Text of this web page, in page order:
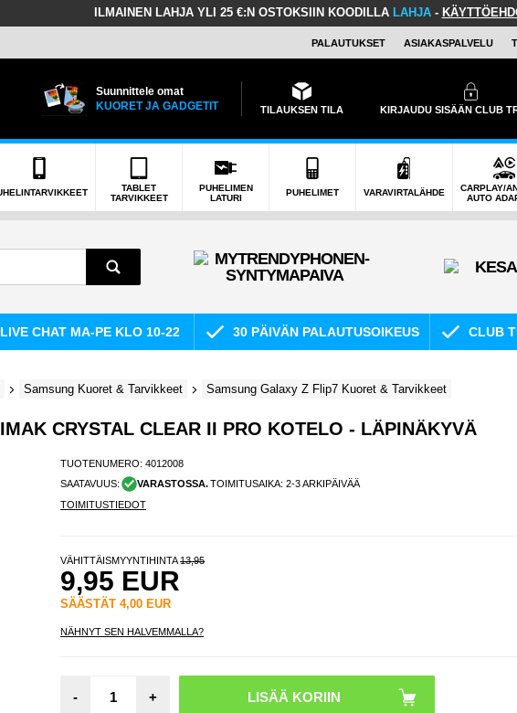
ILMAINEN LAHJA YLI 25 €:N OSTOKSIIN KOODILLA LAHJA-
PALAUTUKSET ASIAKASPALVELU
Suunnittele omat
KUORET JA GADGETIT
TILAUKSEN TILA KIRJAUDU SISÄÄN CLUB
TABLET
TARVIKKEET
PUHELIMEN
LATURI
PUHELIMET VARAVIRTALÄHDE
CARPLAY/
AUTO
LIVE CHAT MA-PE KLO 10-22 30 PÄIVÄN PALAUTUSOIKEUS CLUB
Samsung Kuoret & Tarvikkeet Samsung Galaxy Z Flip7 Kuoret & Tarvikkeet
CRYSTAL CLEAR II PRO KOTELO - LÄPINÄKYVÄ
TUOTENUMERO:4012008
SAATAVUUS:
VARASTOSSA.TOIMITUSAIKA: 2-3 ARKIPÄIVÄÄ
TOIMITUSTIEDOT
VÄHITTÄISMYYNTIHINTA13,95
9,95 EUR
SÄÄSTÄT4,00 EUR
NÄHNYT SEN HALVEMMALLA?
- +